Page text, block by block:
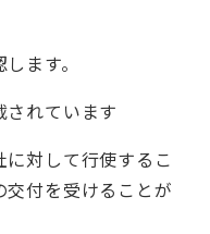
ます。
されています
に対して行使するこ
付を受けることが